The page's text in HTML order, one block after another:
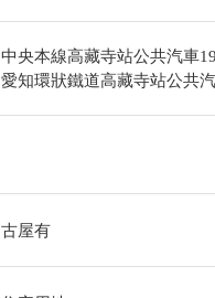
中央本線高藏寺站公共汽車
愛知環狀鐵道高藏寺站公共
古屋有